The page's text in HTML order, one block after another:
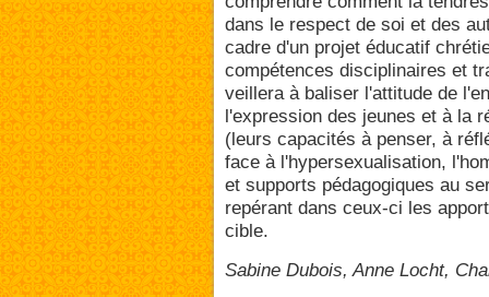
dans le respect de soi et des
cadre d'un projet éducatif
compétences disciplinaires et
veillera à baliser l'attitude de
l'expression des jeunes et à la
(leurs capacités à penser, à
face à l'hypersexualisation,
et supports pédagogiques au
repérant dans ceux-ci les
cible.
Sabine Dubois, Anne Locht,